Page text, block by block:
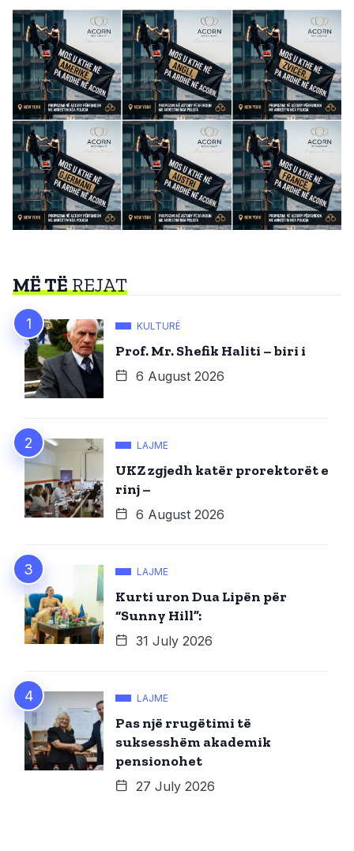
MË TËREJAT
KULTURË
Prof. Mr. Shefik Haliti – biri i
6 August 2026
LAJME
UKZ zgjedh katër prorektorët e
rinj –
6 August 2026
LAJME
Kurti uron Dua Lipën për
“Sunny Hill”:
31 July 2026
LAJME
Pas një rrugëtimi të
suksesshëm akademik
pensionohet
27 July 2026